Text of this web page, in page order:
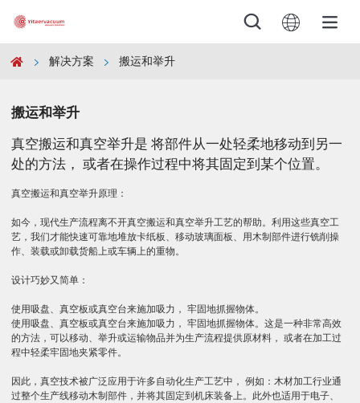
产品
解决方案
服务与支持 
下载
公司 
新闻
联系 


  
  解决方案  搬运和举升
搬运和举升
真空搬运和真空举升是 将部件从一处轻柔地移动到另一
处的方法， 或者在操作过程中将其固定到某个位置。
真空搬运和真空举升原理：
如今，现代生产流程离不开真空搬运和真空举升工艺的帮助。利用这些真空工
艺，我们才能快速可靠地堆放卡纸板、移动玻璃面板、用木制部件进行铣削操
作、装载或卸载货船上或车辆上的重物。
设计巧妙又简单：
使用吸盘、真空板或真空台来施加吸力， 牢固地抓握物体。
使用吸盘、真空板或真空台来施加吸力， 牢固地抓握物体。这是一种非常高效
的方法，可以移动、举升或运输物品并为生产流程提供原材料， 或者在加工过
程中轻柔牢固地夹紧零件。
因此，真空技术被广泛应用于许多自动化生产工艺中， 例如：木材加工行业通
过整个生产线移动木制部件，并将其固定到机床装备上。此外也适用于电子、